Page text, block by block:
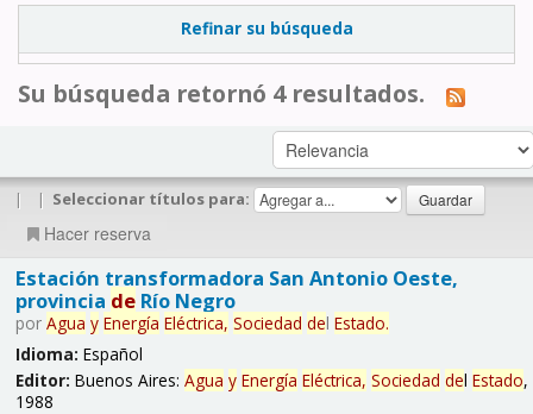
Refinar su búsqueda
Su búsqueda retornó 4 resultados.
| | Seleccionar títulos para:
Hacer reserva
Estación transformadora San Antonio Oeste,
provincia deRío Negro
por Agua y Energía Eléctrica, Sociedad del Estado.
Idioma: Español
Editor: Buenos Aires: Agua y Energía Eléctrica, Sociedad del Estado,
1988